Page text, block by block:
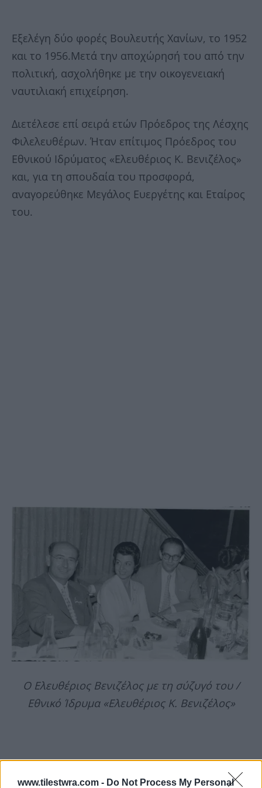
www.tilestwra.com - Do Not Process My Personal
Εξελέγη δύο φορές Βουλευτής Χανίων, το 1952
και το 1956.Μετά την αποχώρησή του από την
πολιτική, ασχολήθηκε με την οικογενειακή
ναυτιλιακή επιχείρηση.
Διετέλεσε επί σειρά ετών Πρόεδρος της Λέσχης
Φιλελευθέρων. Ήταν επίτιμος Πρόεδρος του
Εθνικού Ιδρύματος «Ελευθέριος Κ. Βενιζέλος»
και, για τη σπουδαία του προσφορά,
αναγορεύθηκε Μεγάλος Ευεργέτης και Εταίρος
του.
Ο Ελευθέριος Βενιζέλος με τη σύζυγό του /
Εθνικό Ίδρυμα «Ελευθέριος Κ. Βενιζέλος»